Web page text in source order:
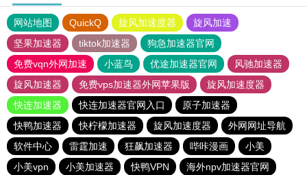
网站地图 QuickQ 旋风加速度器
旋风加速
坚果加速器
tiktok加速器
狗急加速器官网
免费vqn外网加速
小蓝鸟 优途加速器官网
风驰加速器
旋风加速器
免费vps加速器外网苹果版
旋风加速度器
快连加速器
快连加速器官网入口
原子加速器
快鸭加速器
快柠檬加速器 旋风加速度器
外网网址导航
软件中心
雷霆加速 狂飙加速器 哔咔漫画
小美
小美vpn
小美加速器 快鸭VPN 海外npv加速器官网